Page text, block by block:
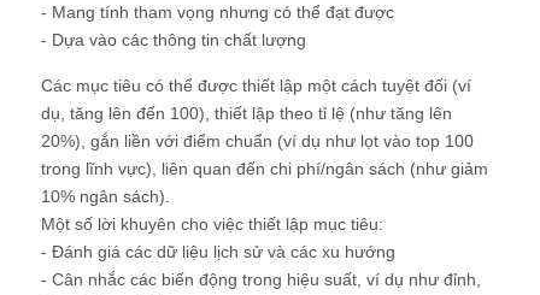
- Mang tính tham vọng nhưng có thể đạt được
- Dựa vào các thông tin chất lượng
Các mục tiêu có thể được thiết lập một cách tuyệt đối (ví
dụ, tăng lên đến 100), thiết lập theo tỉ lệ (như tăng lên
20%), gắn liền với điểm chuẩn (ví dụ như lọt vào top 100
trong lĩnh vực), liên quan đến chi phí/ngân sách (như giảm
10% ngân sách).
Một số lời khuyên cho việc thiết lập mục tiêu:
- Đánh giá các dữ liệu lịch sử và các xu hướng
- Cân nhắc các biến động trong hiệu suất, ví dụ như đỉnh,